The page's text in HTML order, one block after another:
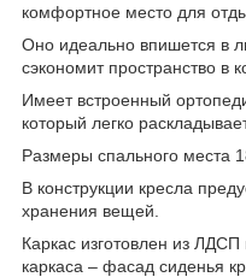
комфортное место для
Оно идеально впишется в
сэкономит пространство в
Имеет встроенный
который легко
Размеры спального места
В конструкции кресла
хранения вещей.
Каркас изготовлен из
каркаса – фасад сиденья